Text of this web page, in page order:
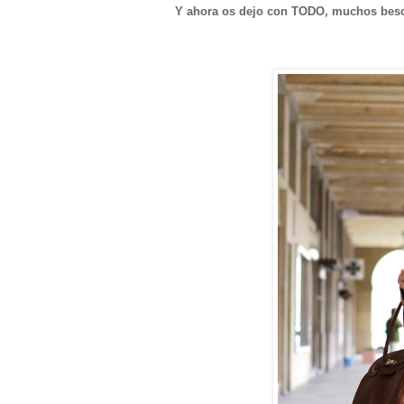
Y ahora os dejo con TODO, muchos